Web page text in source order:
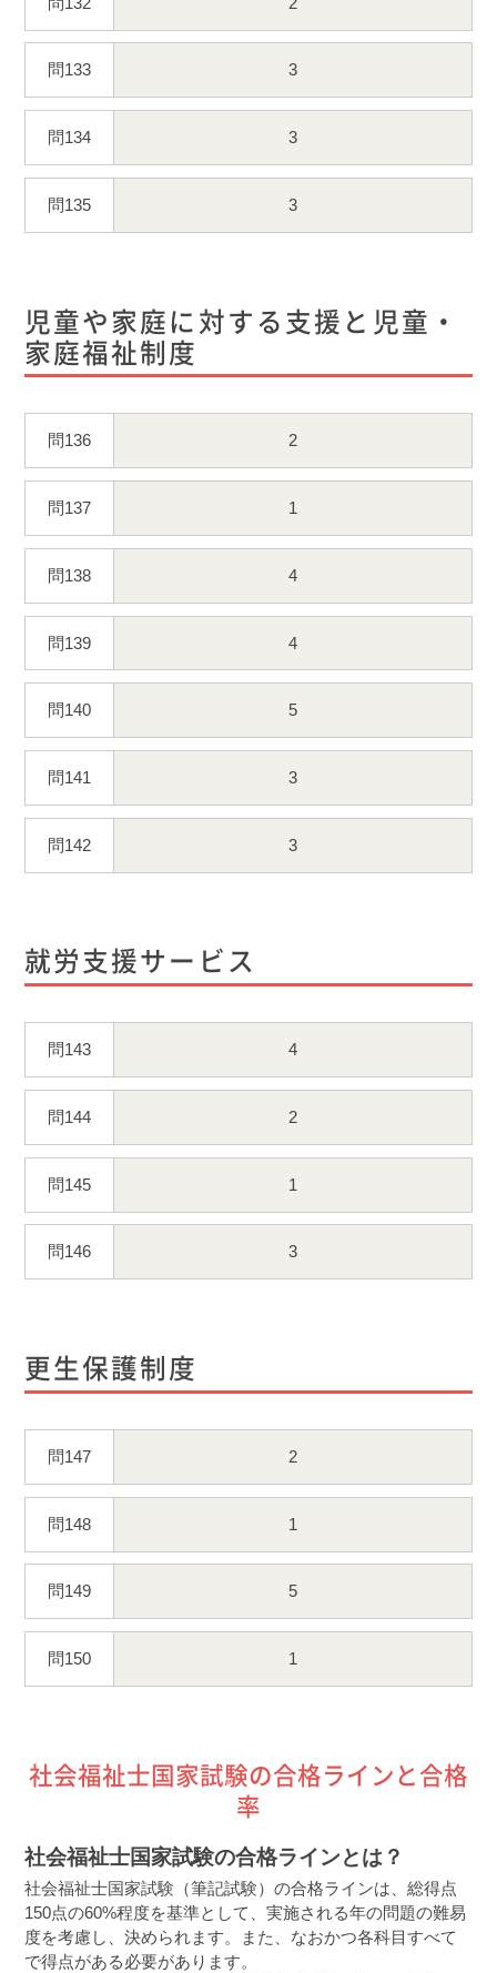
問133 3
問134 3
問135 3
児童や家庭に対する支援と児童・
家庭福祉制度
問136 2
問137 1
問138 4
問139 4
問140 5
問141 3
問142 3
就労支援サービス
問143 4
問144 2
問145 1
問146 3
更生保護制度
問147 2
問148 1
問149 5
問150 1
社会福祉士国家試験の合格ラインと合格
率
社会福祉士国家試験の合格ラインとは？
社会福祉士国家試験（筆記試験）の合格ラインは、総得点
150点の60%程度を基準として、実施される年の問題の難易
度を考慮し、決められます。また、なおかつ各科目すべて
で得点がある必要があります。